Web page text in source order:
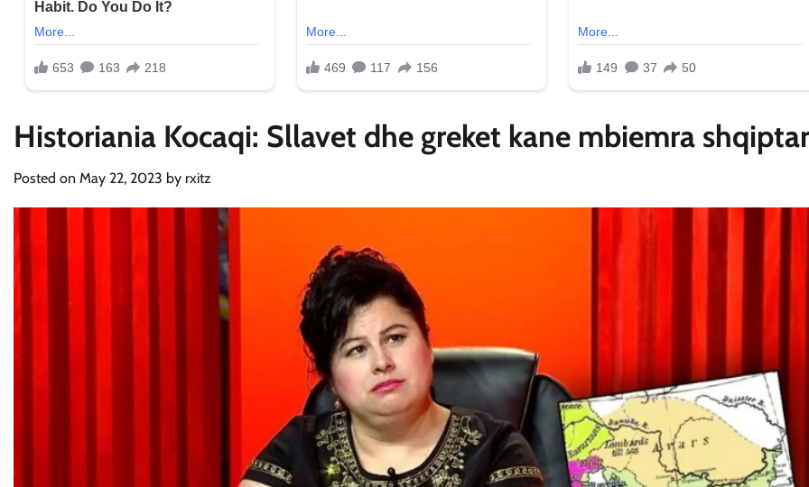
Historiania Kocaqi: Sllavet dhe greket kane mbiemra
Posted on May 22, 2023 by rxitz